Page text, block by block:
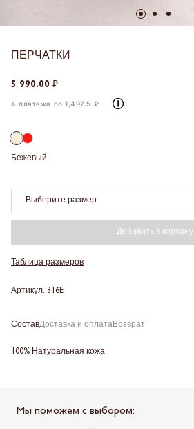
ПЕРЧАТКИ
5 990.00 ₽
4 платежа по 1,497.5 ₽
Бежевый
Выберите размер
Добавить в корзину
Таблица размеров
Артикул: 316E
СоставДоставка и оплатаВозврат
100% Натуральная кожа
Мы поможем с выбором: